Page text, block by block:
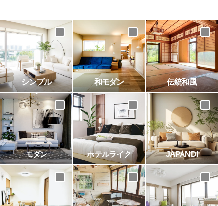
シンプル 和モダン 伝統和風
モダン ホテルライク JAPANDI